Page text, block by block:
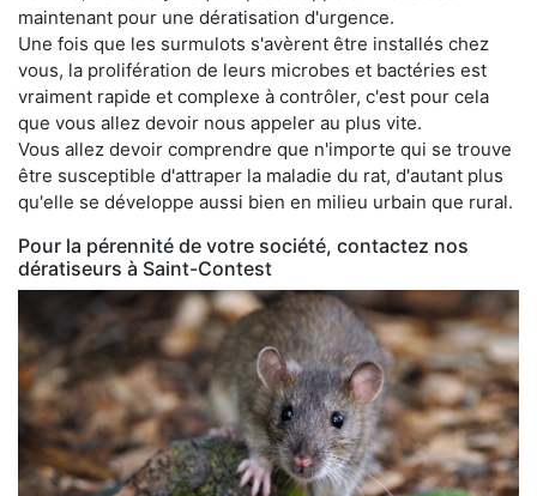
maintenant pour une dératisation d'urgence.
Une fois que les surmulots s'avèrent être installés chez
vous, la prolifération de leurs microbes et bactéries est
vraiment rapide et complexe à contrôler, c'est pour cela
que vous allez devoir nous appeler au plus vite.
Vous allez devoir comprendre que n'importe qui se trouve
être susceptible d'attraper la maladie du rat, d'autant plus
qu'elle se développe aussi bien en milieu urbain que rural.
Pour la pérennité de votre société, contactez nos
dératiseurs à Saint-Contest